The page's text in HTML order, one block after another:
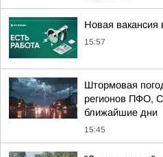
Новая вакансия
15:57
Штормовая
регионов ПФО,
ближайшие дни
15:45